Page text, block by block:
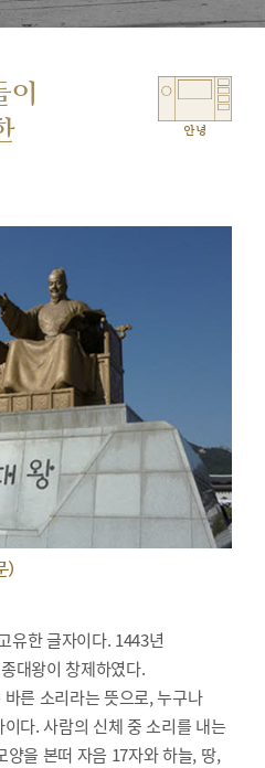
이
안녕
)
유한 글자이다. 1443년
대왕이 창제하였다.
바른 소리라는 뜻으로, 누구나
다. 사람의 신체 중 소리를 내는
을 본떠 자음 17자와 하늘, 땅,